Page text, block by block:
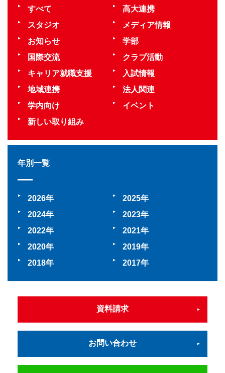
すべて
高大連携
スタジオ
メディア情報
お知らせ
学部
国際交流
クラブ活動
キャリア就職支援
入試情報
地域連携
法人関連
学内向け
イベント
新しい取り組み
年別一覧
2026
2025
2024
2023
2022
2021
2020
2019
2018
2017
資料請求
お問い合わせ